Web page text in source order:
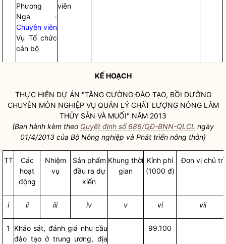
Phương
Nga -
Chuyên viên
Vụ Tổ chức
cán bộ
viên
KẾ HOẠCH
THỰC HIỆN DỰ ÁN "TĂNG CƯỜNG ĐÀO TẠO, BỒI DƯỠNG
CHUYÊN MÔN NGHIỆP VỤ QUẢN LÝ CHẤT LƯỢNG NÔNG LÂM
THỦY SẢN VÀ MUỐI" NĂM 2013
(Ban hành kèm theo Quyết định số 686/QĐ-BNN-QLCL ngày
01/4/2013 của Bộ Nông nghiệp và Phát triển nông thôn)
TT
Các
hoạt
động
Nhiệm
vụ
Sản phẩm
đầu ra dự
kiến
Khung thời
gian
Kính phí
(1000 đ)
Đơn vị chủ trì
i ii iii iv v vi vii
1
Khảo sát, đánh giá nhu cầu
đào tạo ở trung ương, địa
99.100